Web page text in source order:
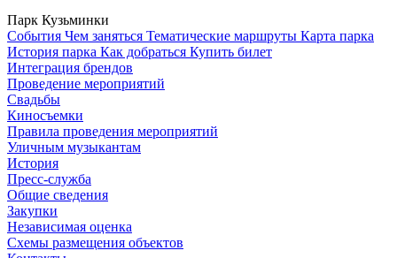
Парк Кузьминки
Cобытия Чем заняться Тематические маршруты Карта парка
История парка Как добраться Купить билет
Интеграция брендов
Проведение мероприятий
Свадьбы
Киносъемки
Правила проведения мероприятий
Уличным музыкантам
История
Пресс-служба
Общие сведения
Закупки
Независимая оценка
Схемы размещения объектов